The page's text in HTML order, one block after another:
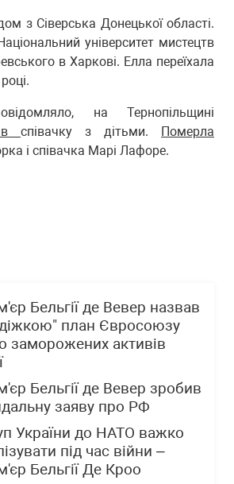
з Сіверська Донецької області.
університет мистецтв
в Харкові. Елла переїхала
на Тернопільщині
співачку з дітьми. Померла
і співачка Марі Лафоре.
Бельгії де Вевер назвав
план Євросоюзу
заморожених активів
Бельгії де Вевер зробив
заяву про РФ
України до НАТО важко
під час війни –
Бельгії Де Кроо